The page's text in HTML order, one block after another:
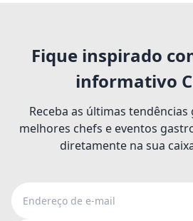
Fique inspirado
informativo
Receba as últimas
melhores chefs e eventos
diretamente na sua